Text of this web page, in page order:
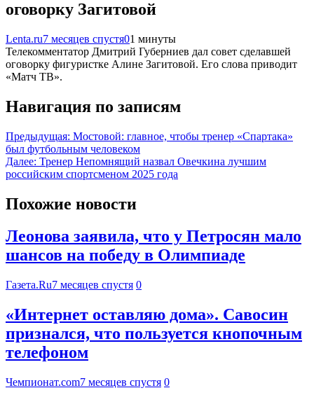
оговорку Загитовой
Lenta.ru7 месяцев спустя01 минуты
Телекомментатор Дмитрий Губерниев дал совет сделавшей
оговорку фигуристке Алине Загитовой. Его слова приводит
«Матч ТВ».
Навигация по записям
Предыдущая: Мостовой: главное, чтобы тренер «Спартака»
был футбольным человеком
Далее: Тренер Непомнящий назвал Овечкина лучшим
российским спортсменом 2025 года
Похожие новости
Леонова заявила, что у Петросян мало
шансов на победу в Олимпиаде
Газета.Ru7 месяцев спустя 0
«Интернет оставляю дома». Савосин
признался, что пользуется кнопочным
телефоном
Чемпионат.com7 месяцев спустя 0